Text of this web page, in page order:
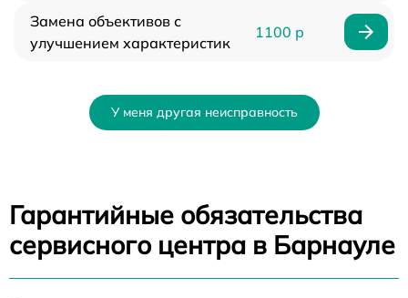
Замена объективов с
улучшением характеристик
1100 р
У меня другая неисправность
Гарантийные обязательства
сервисного центра в Барнауле